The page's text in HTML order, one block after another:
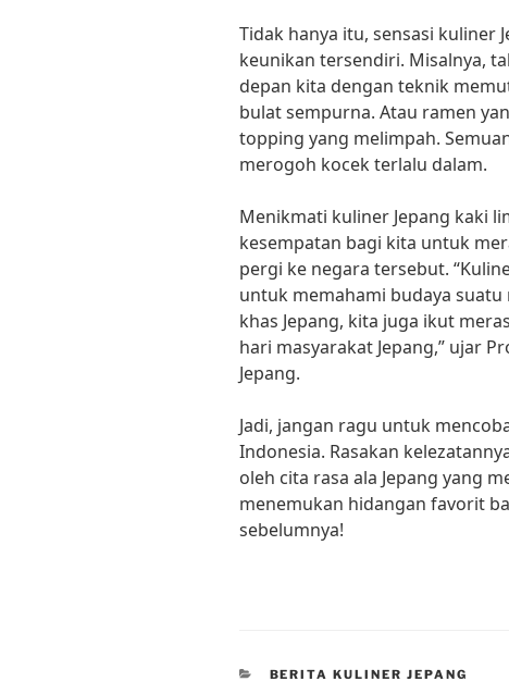
Tidak hanya itu, sensasi kuliner
keunikan tersendiri. Misalnya,
depan kita dengan teknik
bulat sempurna. Atau ramen
topping yang melimpah.
merogoh kocek terlalu dalam.
Menikmati kuliner Jepang kaki
kesempatan bagi kita untuk
pergi ke negara tersebut.
untuk memahami budaya
khas Jepang, kita juga ikut
hari masyarakat Jepang,” ujar
Jepang.
Jadi, jangan ragu untuk
Indonesia. Rasakan
oleh cita rasa ala Jepang yang
menemukan hidangan favorit
sebelumnya!
CATEGORIES
BERITA KULINER JEPANG